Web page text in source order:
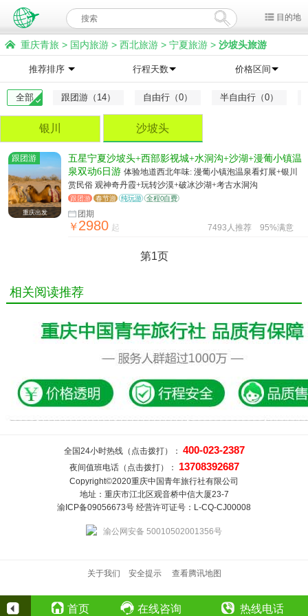
目的地
重庆青旅 > 国内旅游 > 西北旅游 > 宁夏旅游 > 沙坡头旅游
推荐排序 行程天数 价格区间
全部 跟团游（14） 自由行（0） 半自由行（0）
银川 沙坡头
跟团游
重庆出发
五星宁夏沙坡头+西部影视城+水洞沟+沙湖+漫葡小镇温
泉双动6日游 体验地道西北年味: 漫葡小镇泡温泉看灯展+银川
赏民俗 观神奇丹霞+玩转沙漠+破冰沙湖+考古水洞沟
跟团游 春节游 纯玩游 全程0自费
团期
￥2980 起 7493人推荐 95%满意
第1页
相关阅读推荐
全国24小时热线（点击拨打）： 400-023-2387
夜间值班电话（点击拨打）： 13708392687
Copyright©2020重庆中国青年旅行社有限公司
地址：重庆市江北区观音桥中信大厦23-7
渝ICP备09056673号 经营许可证号：L-CQ-CJ00008
渝公网安备 50010502001356号
关于我们 安全提示 查看腾讯地图
首页 在线咨询 热线电话